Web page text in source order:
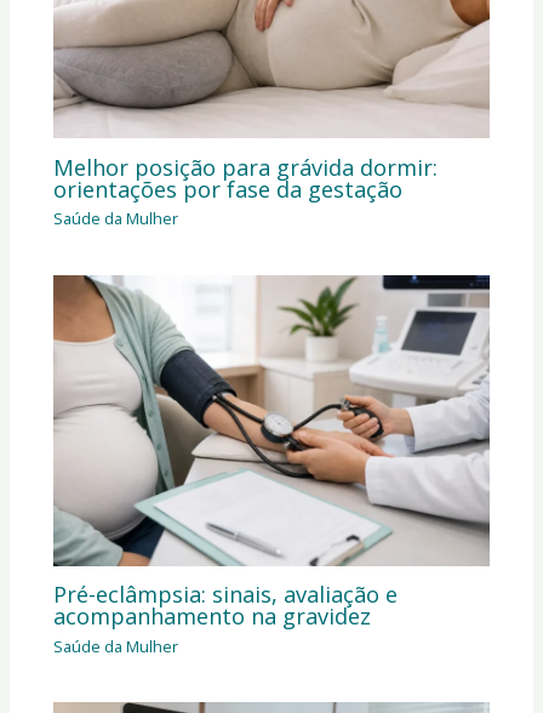
Melhor posição para grávida dormir:
orientações por fase da gestação
Saúde da Mulher
Pré-eclâmpsia: sinais, avaliação e
acompanhamento na gravidez
Saúde da Mulher